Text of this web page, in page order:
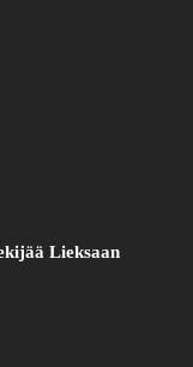
Lieksaan